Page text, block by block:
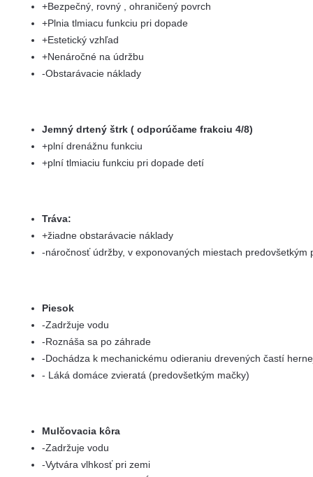
+Bezpečný, rovný , ohraničený povrch
+Plnia tlmiacu funkciu pri dopade
+Estetický vzhľad
+Nenáročné na údržbu
-Obstarávacie náklady
Jemný drtený štrk ( odporúčame frakciu 4/8)
+plní drenážnu funkciu
+plní tlmiaciu funkciu pri dopade detí
Tráva:
+žiadne obstarávacie náklady
-náročnosť údržby, v exponovaných miestach
Piesok
-Zadržuje vodu
-Roznáša sa po záhrade
-Dochádza k mechanickému odieraniu drevených častí
- Láká domáce zvieratá (predovšetkým mačky)
Mulčovacia kôra
-Zadržuje vodu
-Vytvára vlhkosť pri zemi